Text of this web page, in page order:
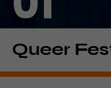
Laufzeit
wird
Name
Anbieter
Queer